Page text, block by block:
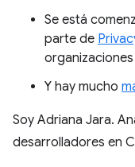
Se está
parte de
Y hay mucho
Soy Adriana Jara.
desarrolladores en